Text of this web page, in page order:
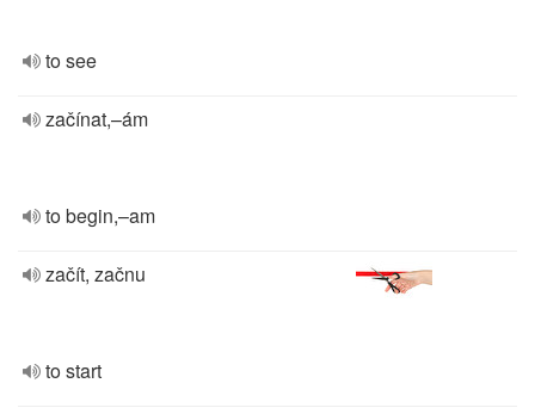
to see
začínat,–ám
to begin,–am
začít, začnu
to start